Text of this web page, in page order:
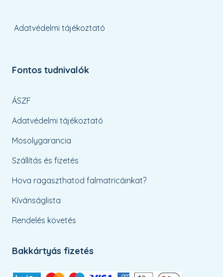
Adatvédelmi tájékoztató
Fontos tudnivalók
ÁSZF
Adatvédelmi tájékoztató
Mosolygarancia
Szállítás és fizetés
Hova ragaszthatod falmatricáinkat?
Kívánságlista
Rendelés követés
Bakkártyás fizetés